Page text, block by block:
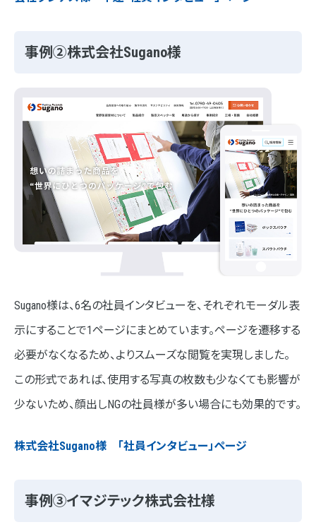
事例②株式会社Sugano様
Sugano様は、6名の社員インタビューを、それぞれモーダル表
示にすることで1ページにまとめています。ページを遷移する
必要がなくなるため、よりスムーズな閲覧を実現しました。
この形式であれば、使用する写真の枚数も少なくても影響が
少ないため、顔出しNGの社員様が多い場合にも効果的です。
株式会社Sugano様 「社員インタビュー」ページ
事例③イマジテック株式会社様